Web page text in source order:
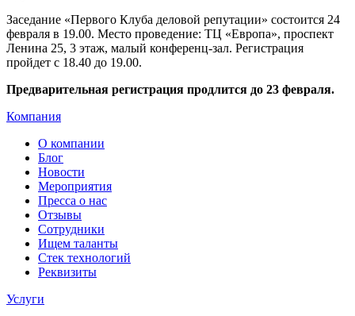
Заседание «Первого Клуба деловой репутации» состоится 24
февраля в 19.00. Место проведение: ТЦ «Европа», проспект
Ленина 25, 3 этаж, малый конференц-зал. Регистрация
пройдет с 18.40 до 19.00.
Предварительная регистрация продлится до 23 февраля.
Компания
О компании
Блог
Новости
Мероприятия
Пресса о нас
Отзывы
Сотрудники
Ищем таланты
Стек технологий
Реквизиты
Услуги